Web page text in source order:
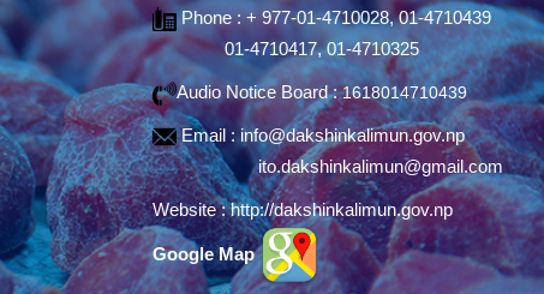
Phone : + 977-01-4710028, 01-4710439
01-4710417, 01-4710325
Audio Notice Board :1618014710439
Email :info@dakshinkalimun.gov.np
ito.dakshinkalimun@gmail.com
Website :http://dakshinkalimun.gov.np
Google Map